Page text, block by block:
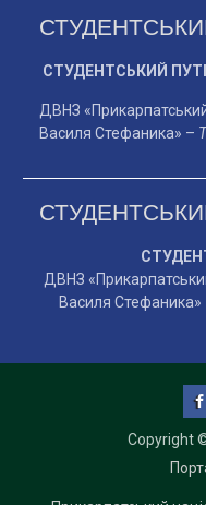
СТУДЕНТСЬКИЙ
ДВНЗ «Прикарпатський
Василя Стефаника» –
ДВНЗ
Василя Стефаника»
Copyright